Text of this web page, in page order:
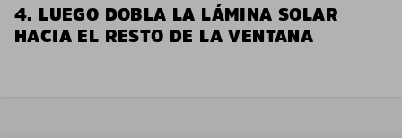
4. LUEGO DOBLA LA LÁMINA SOLAR
HACIA EL RESTO DE LA VENTANA